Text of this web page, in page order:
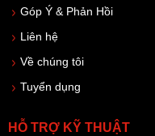
Góp Ý & Phản Hồi
Liên hệ
Về chúng tôi
Tuyển dụng
HỖ TRỢ KỸ THUẬT